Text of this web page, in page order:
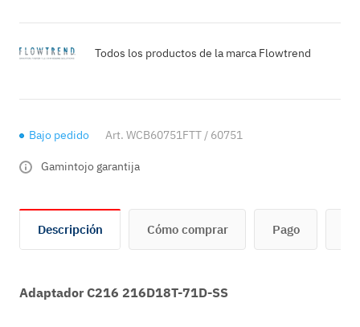
Todos los productos de la marca Flowtrend
Bajo pedido Art. WCB60751FTT / 60751
Gamintojo garantija
Descripción Cómo comprar Pago
Adaptador C216 216D18T-71D-SS